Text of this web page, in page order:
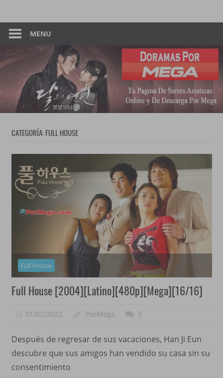
content
Dorama
–
Por
Mega
Pagina
Descarga
Por
Mega
MENU
CATEGORÍA:FULL HOUSE
Full House
Full House [2004][Latino][480p][Mega][16/16]
01/02/2022 PorMega 5
Después de regresar de sus vacaciones, Han Ji Eun
descubre que sus amigos han vendido su casa sin su
consentimiento